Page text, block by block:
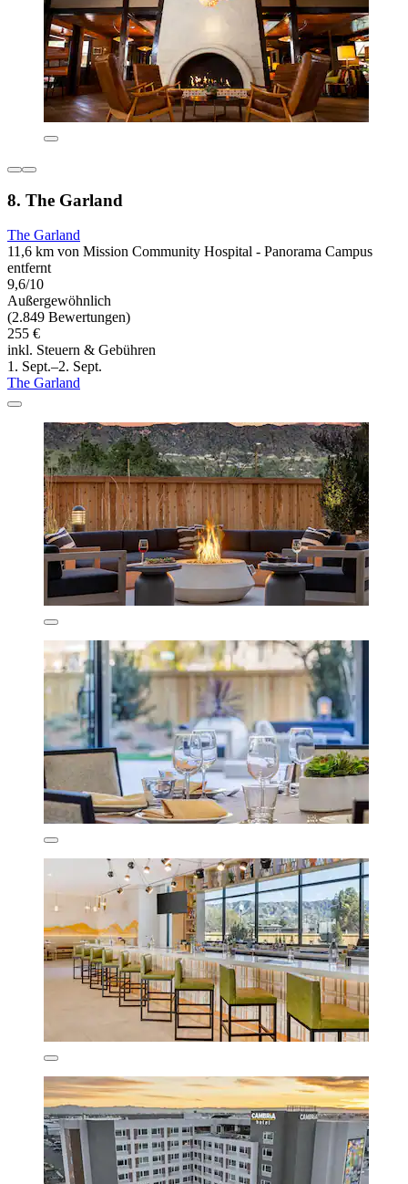
8. The Garland
The Garland
11,6 km von Mission Community Hospital - Panorama Campus
entfernt
9,6/10
Außergewöhnlich
(2.849 Bewertungen)
255 €
inkl. Steuern & Gebühren
1. Sept.–2. Sept.
The Garland